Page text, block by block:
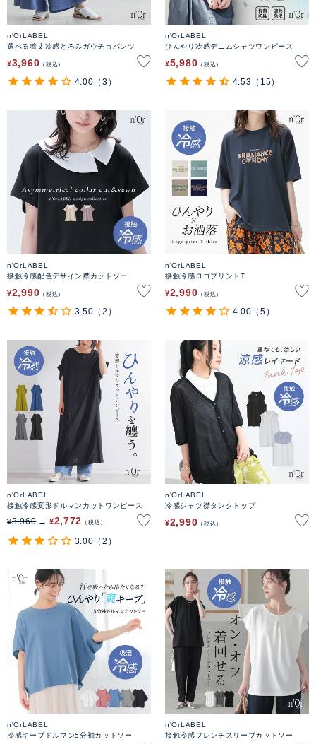
n'OrLABEL
選べる着丈冷感とろみガウチョパンツ
¥3,960 税込
4.00 （3）
n'OrLABEL
ひんやり冷感デニムシャツワンピース
¥5,980 税込
4.53 （15）
n'OrLABEL
接触冷感配色デザイン襟カットソー
¥2,990 税込
3.50 （2）
n'OrLABEL
接触冷感ロゴプリントT
¥2,990 税込
4.00 （5）
n'OrLABEL
接触冷感変形ドルマンカットワンピース
¥3,960 ¥2,772 税込
3.00 （2）
n'OrLABEL
冷感シャツ襟タンクトップ
¥2,990 税込
n'OrLABEL
冷感キープドルマン5分袖カットソー
n'OrLABEL
接触冷感フレンチスリーブカットソー